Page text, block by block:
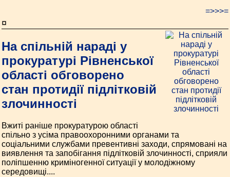
=>>>=
¤
На спільній нараді у
прокуратурі Рівненської
області обговорено
стан протидії підлітковій
злочинності
Вжиті раніше прокуратурою області
спільно з усіма правоохоронними органами та
соціальними службами превентивні заходи, спрямовані на
виявлення та запобігання підлітковій злочинності, сприяли
поліпшенню криміногенної ситуації у молодіжному
середовищі....